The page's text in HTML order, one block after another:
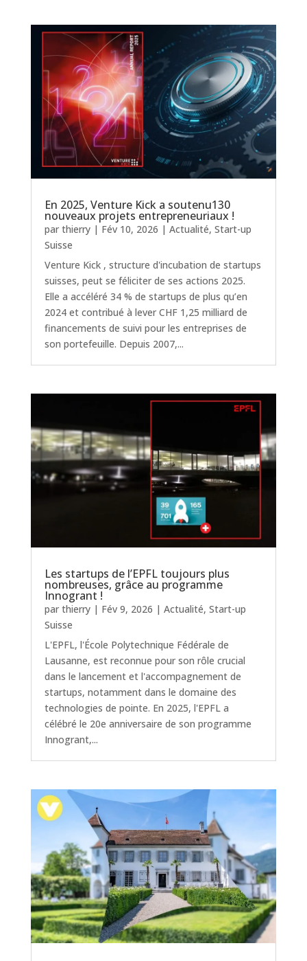
En 2025, Venture Kick a soutenu130
nouveaux projets entrepreneuriaux !
par thierry| Fév 10, 2026 | Actualité, Start-up
Suisse
Venture Kick , structure d'incubation de startups
suisses, peut se féliciter de ses actions 2025.
Elle a accéléré 34 % de startups de plus qu’en
2024 et contribué à lever CHF 1,25 milliard de
financements de suivi pour les entreprises de
son portefeuille. Depuis 2007,...
Les startups de l’EPFL toujours plus
nombreuses, grâce au programme
Innogrant !
par thierry| Fév 9, 2026 | Actualité, Start-up
Suisse
L'EPFL, l'École Polytechnique Fédérale de
Lausanne, est reconnue pour son rôle crucial
dans le lancement et l'accompagnement de
startups, notamment dans le domaine des
technologies de pointe. En 2025, l'EPFL a
célébré le 20e anniversaire de son programme
Innogrant,...